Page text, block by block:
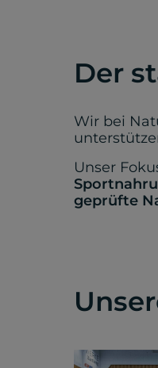
Der
Wir bei
Unser
geprüfte